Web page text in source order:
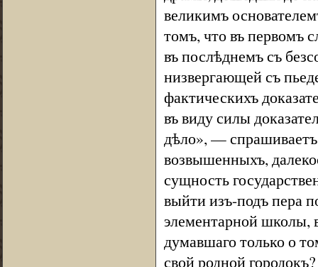
великимъ
томъ, что въ первомъ
въ послѣднемъ съ
низвергающей съ
фактическихъ
въ виду силы
дѣло», —
возвышенныхъ,
сущность
выйти изъ-подъ пера
элементарной школы,
думавшаго только о
свой родной